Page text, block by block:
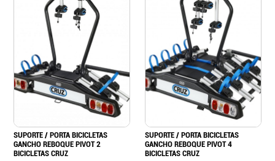
SUPORTE / PORTA BICICLETAS
GANCHO REBOQUE PIVOT 2
BICICLETAS CRUZ
SUPORTE / PORTA BICICLETAS
GANCHO REBOQUE PIVOT 4
BICICLETAS CRUZ